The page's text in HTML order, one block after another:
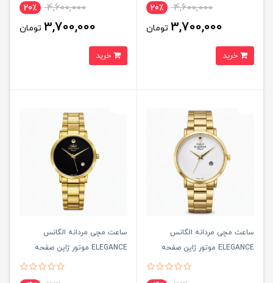
4,600,000 20٪
3,700,000 تومان
4,600,000 20٪
3,700,000 تومان
ساعت مچی مردانه الگانس
ELEGANCE موتور ژاپن صفحه
ساعت مچی مردانه الگانس
ELEGANCE موتور ژاپن صفحه